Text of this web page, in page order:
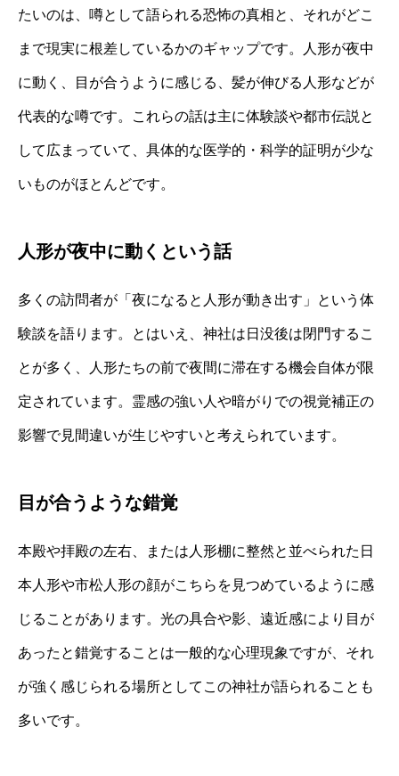
たいのは、噂として語られる恐怖の真相と、それがどこ
まで現実に根差しているかのギャップです。人形が夜中
に動く、目が合うように感じる、髪が伸びる人形などが
代表的な噂です。これらの話は主に体験談や都市伝説と
して広まっていて、具体的な医学的・科学的証明が少な
いものがほとんどです。
人形が夜中に動くという話
多くの訪問者が「夜になると人形が動き出す」という体
験談を語ります。とはいえ、神社は日没後は閉門するこ
とが多く、人形たちの前で夜間に滞在する機会自体が限
定されています。霊感の強い人や暗がりでの視覚補正の
影響で見間違いが生じやすいと考えられています。
目が合うような錯覚
本殿や拝殿の左右、または人形棚に整然と並べられた日
本人形や市松人形の顔がこちらを見つめているように感
じることがあります。光の具合や影、遠近感により目が
あったと錯覚することは一般的な心理現象ですが、それ
が強く感じられる場所としてこの神社が語られることも
多いです。